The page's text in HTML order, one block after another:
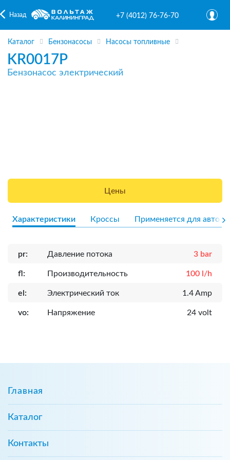
Назад +7 (4012) 76-76-70
Каталог Бензонасосы Насосы топливные
KR0017P
Бензонасос электрический
Цены
Характеристики Кроссы Применяется для авто
pr: Давление потока 3 bar
fl: Производительность 100 l/h
el: Электрический ток 1.4 Amp
vo: Напряжение 24 volt
Главная
Каталог
Контакты